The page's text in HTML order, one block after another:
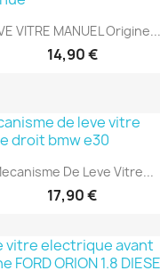
Aperçu rapide
VITRE MANUEL Origine...
14,90 €
Aperçu rapide
De Leve Vitre...
17,90 €